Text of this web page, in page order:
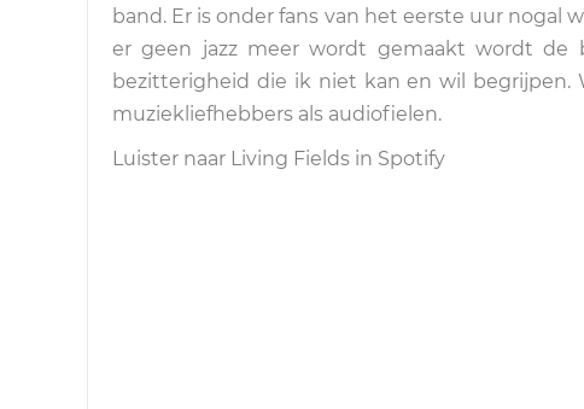
band. Er is onder fans van het eerste uur nogal
er geen jazz meer wordt gemaakt wordt de
bezitterigheid die ik niet kan en wil begrijpen.
muziekliefhebbers als audiofielen.
Luister naar Living Fields in Spotify